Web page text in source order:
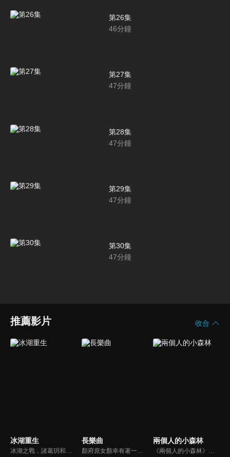
第26集
46分鐘
第27集
47分鐘
第28集
47分鐘
第29集
47分鐘
第30集
47分鐘
推薦影片 收合
冰湖重生 長樂曲
顏府庶女顏幸有著一身斷案本領，總能透過蛛絲馬跡找到答案。長大後考入刑部，成為一名伸張正義的女官，但因三姐逃婚，而被迫替三姐嫁給內衛府大閣領沈渡。京中離奇的案件頻頻發生，顏幸與沈渡二人一起破案，並在一次又一次的關鍵時刻互相扶持，感情逐漸升溫，攜手揭開驚天陰謀，共同守護襄安城的安寧。
兩個人的小森林